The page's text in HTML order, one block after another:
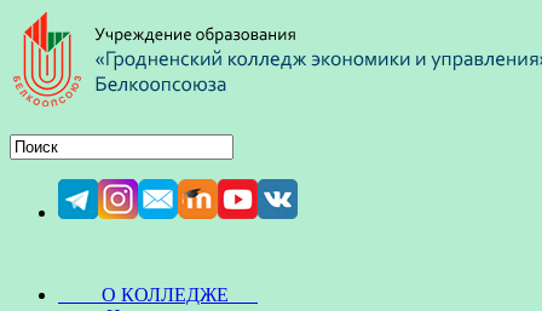
О КОЛЛЕДЖЕ